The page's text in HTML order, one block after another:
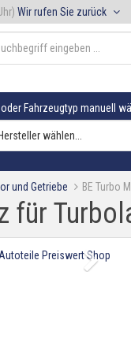
Wir rufen Sie zurück
Fahrzeugtyp manuell
und Getriebe BE Turbo
für